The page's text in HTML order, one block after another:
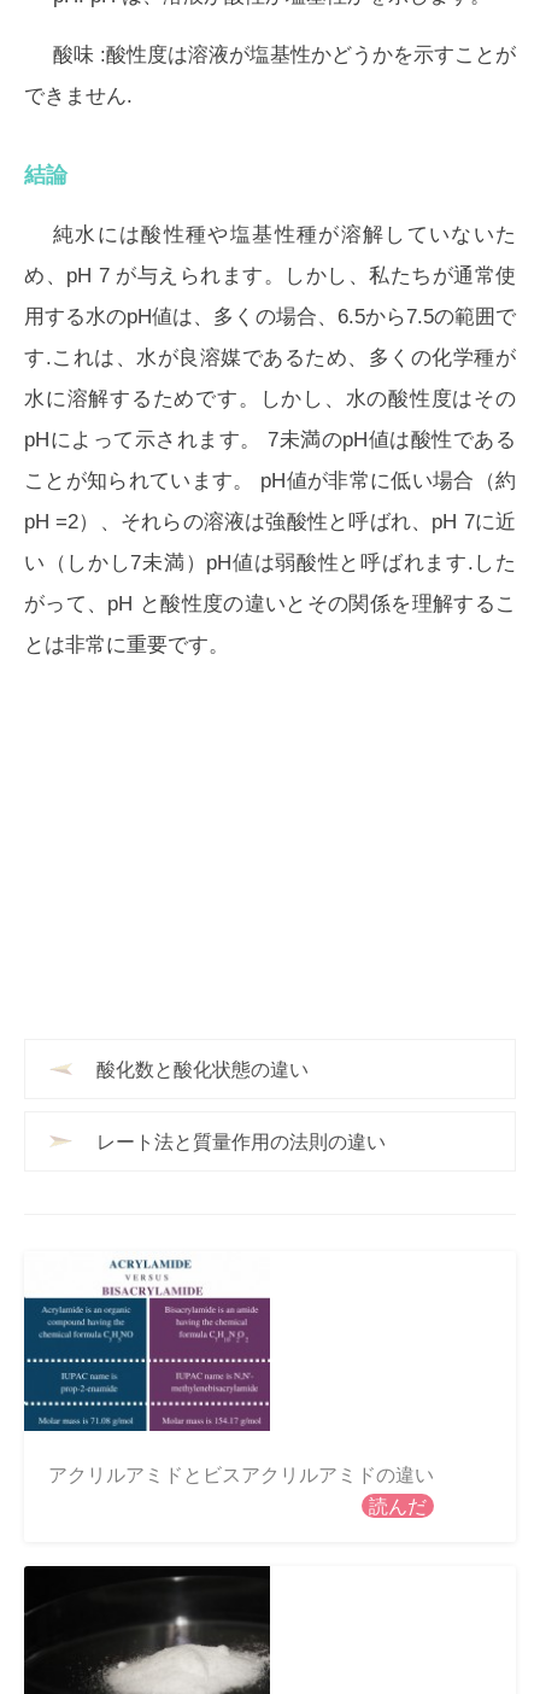
酸味 :酸性度は溶液が塩基性かどうかを示すことが
できません.
結論
純水には酸性種や塩基性種が溶解していないた
め、pH 7 が与えられます。しかし、私たちが通常使
用する水のpH値は、多くの場合、6.5から7.5の範囲で
す.これは、水が良溶媒であるため、多くの化学種が
水に溶解するためです。しかし、水の酸性度はその
pHによって示されます。 7未満のpH値は酸性である
ことが知られています。 pH値が非常に低い場合（約
pH =2）、それらの溶液は強酸性と呼ばれ、pH 7に近
い（しかし7未満）pH値は弱酸性と呼ばれます.した
がって、pH と酸性度の違いとその関係を理解するこ
とは非常に重要です。
酸化数と酸化状態の違い
レート法と質量作用の法則の違い
アクリルアミドとビスアクリルアミドの違い
読んだ